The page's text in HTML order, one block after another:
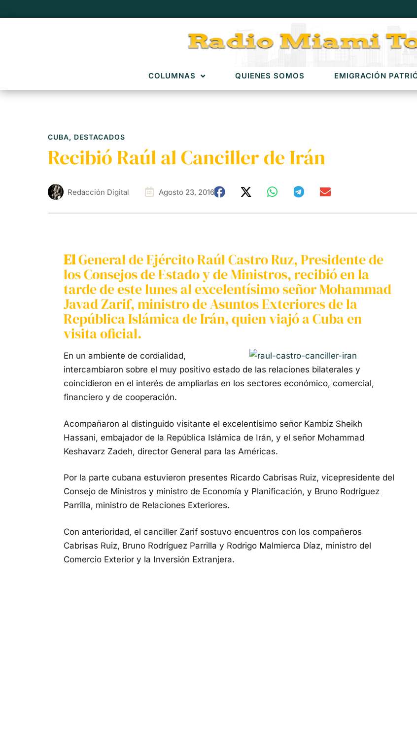
COLUMNAS QUIENES SOMOS EMIGRACIÓN
CUBA, DESTACADOS
Recibió Raúl al Canciller de Irán
Redacción Digital Agosto 23, 2016
ElGeneral de Ejército Raúl Castro Ruz, Presidente de
los Consejos de Estado y de Ministros, recibió en la
tarde de este lunes al excelentísimo señor Mohammad
Javad Zarif, ministro de Asuntos Exteriores de la
República Islámica de Irán, quien viajó a Cuba en
visita oficial.
En un ambiente de cordialidad,
intercambiaron sobre el muy positivo estado de las relaciones bilaterales y
coincidieron en el interés de ampliarlas en los sectores económico, comercial,
financiero y de cooperación.
Acompañaron al distinguido visitante el excelentísimo señor Kambiz Sheikh
Hassani, embajador de la República Islámica de Irán, y el señor Mohammad
Keshavarz Zadeh, director General para las Américas.
Por la parte cubana estuvieron presentes Ricardo Cabrisas Ruiz, vicepresidente del
Consejo de Ministros y ministro de Economía y Planificación, y Bruno Rodríguez
Parrilla, ministro de Relaciones Exteriores.
Con anterioridad, el canciller Zarif sostuvo encuentros con los compañeros
Cabrisas Ruiz, Bruno Rodríguez Parrilla y Rodrigo Malmierca Díaz, ministro del
Comercio Exterior y la Inversión Extranjera.